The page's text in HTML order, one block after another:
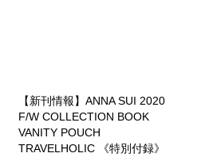
【新刊情報】ANNA SUI 2020
F/W COLLECTION BOOK
VANITY POUCH
TRAVELHOLIC 《特別付録》